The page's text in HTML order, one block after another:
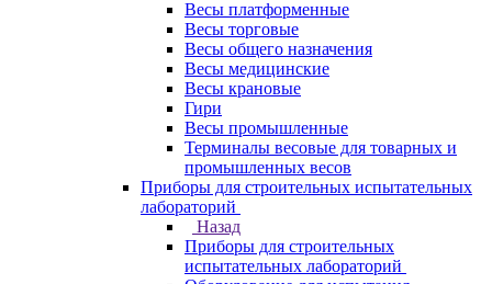
Весы платформенные
Весы торговые
Весы общего назначения
Весы медицинские
Весы крановые
Гири
Весы промышленные
Терминалы весовые для товарных и
промышленных весов
Приборы для строительных испытательных
лабораторий
Назад
Приборы для строительных
испытательных лабораторий